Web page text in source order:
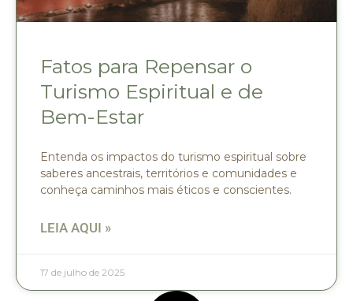
Fatos para Repensar o
Turismo Espiritual e de
Bem-Estar
Entenda os impactos do turismo espiritual sobre
saberes ancestrais, territórios e comunidades e
conheça caminhos mais éticos e conscientes.
LEIA AQUI »
17 de julho de 2025